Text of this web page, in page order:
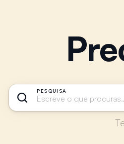
PESQUISA